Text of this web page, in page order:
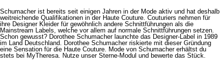
Schumacher ist bereits seit einigen Jahren in der Mode aktiv und hat deshalb
weitreichende Qualifikationen in der Haute Couture. Couturiers nehmen für
ihre Designer Kleider für gewöhnlich andere Schnittführungen als die
Mainstream Labels, welche vor allem auf normale Schnittführungen setzen.
Schon gewusst? Dorothee Schumacher launchte das Designer-Label in 1989
im Land Deutschland. Dorothee Schumacher riskierte mit dieser Gründung
eine Sensation für die Haute Couture. Mode von Schumacher erhältst du
stets bei MyTheresa. Nutze unser Sterne-Modul und bewerte das Stück.